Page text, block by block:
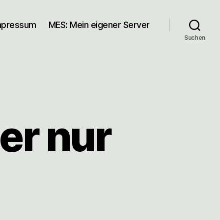
MES: Mein eigener Server
Suchen
nur